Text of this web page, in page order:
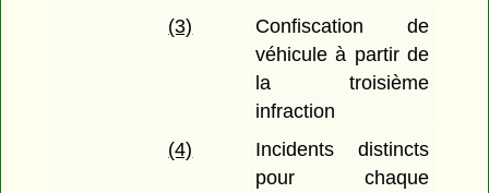
(3)
Confiscation de
véhicule à partir de
la troisième
infraction
(4)
Incidents distincts
pour chaque